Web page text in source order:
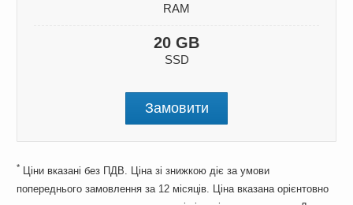
RAM
20 GB
SSD
Замовити
* Ціни вказані без ПДВ. Ціна зі знижкою діє за умови
попереднього замовлення за 12 місяців. Ціна вказана орієнтовно